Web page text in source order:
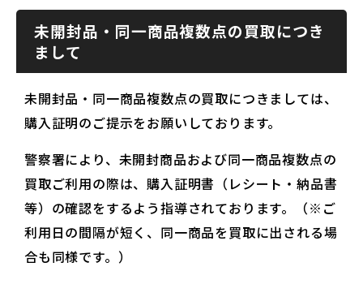
未開封品・同一商品複数点の買取につき
まして
未開封品・同一商品複数点の買取につきましては、
購入証明のご提示をお願いしております。
警察署により、未開封商品および同一商品複数点の
買取ご利用の際は、購入証明書（レシート・納品書
等）の確認をするよう指導されております。（※ご
利用日の間隔が短く、同一商品を買取に出される場
合も同様です。）